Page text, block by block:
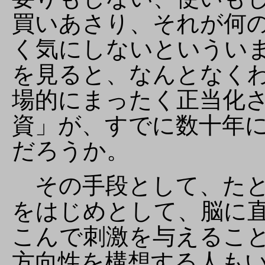
買いあさり、それが何
く気にしないというい
を見ると、なんとなく
場的にまったく正当化
資」が、すでに数十年
だろうか。
その手段として、た
をはじめとして、脳に
こんで刺激を与えるこ